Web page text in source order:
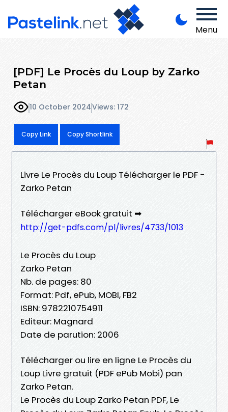
Menu
[PDF] Le Procès du Loup by Zarko
Petan
10 October 2024Views: 172
Copy Link Copy Shortlink
Livre Le Procès du Loup Télécharger le PDF -
Zarko Petan
Télécharger eBook gratuit ➡
http://get-pdfs.com/pl/livres/4733/1013
Le Procès du Loup
Zarko Petan
Nb. de pages: 80
Format: Pdf, ePub, MOBI, FB2
ISBN: 9782210754911
Editeur: Magnard
Date de parution: 2006
Télécharger ou lire en ligne Le Procès du
Loup Livre gratuit (PDF ePub Mobi) pan
Zarko Petan.
Le Procès du Loup Zarko Petan PDF, Le